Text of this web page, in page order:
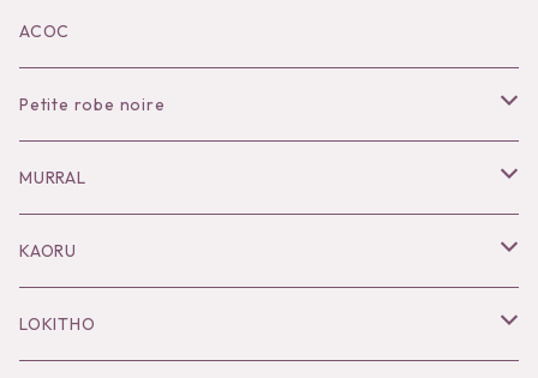
KOKO別注
ACOC
Petite robe noire
Necklace
Pierce
Bracelet／Bangle
MURRAL
Outer
Tops
KAORU
Necklace
LOKITHO